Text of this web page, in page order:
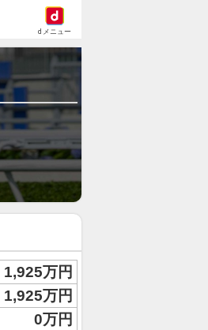
dメニュー
1,925万円
1,925万円
0万円